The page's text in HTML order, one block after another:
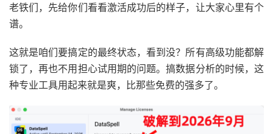
老铁们，先给你们看看激活成功后的样子，让大家心里有个
谱。
这就是咱们要搞定的最终状态，看到没？所有高级功能都解
锁了，再也不用担心试用期的问题。搞数据分析的时候，这
种专业工具用起来就是爽，比那些免费的强多了。